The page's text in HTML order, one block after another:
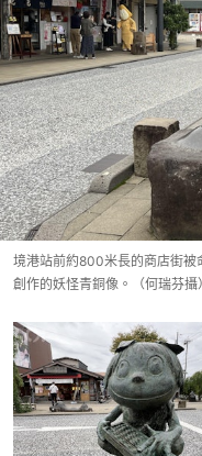
境港站前約800米長的商店街被
創作的妖怪青銅像。（何瑞芬攝）